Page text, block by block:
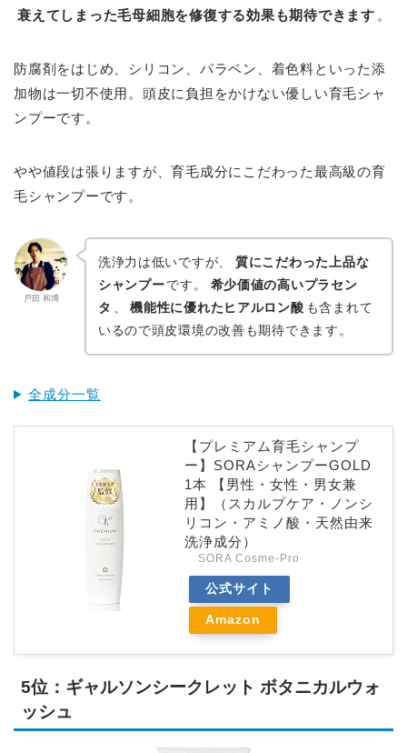
衰えてしまった毛母細胞を修復する効果も期待できます 。
防腐剤をはじめ、シリコン、パラベン、着色料といった添
加物は一切不使用。頭皮に負担をかけない優しい育毛シャ
ンプーです。
やや値段は張りますが、育毛成分にこだわった最高級の育
毛シャンプーです。
戸田 和博
洗浄力は低いですが、
質にこだわった上品な
シャンプーです。
希少価値の高いプラセン
タ
機能性に優れたヒアルロン酸 も含まれて
いるので頭皮環境の改善も期待できます。
全成分一覧
【プレミアム育毛シャンプ
ー】SORAシャンプーGOLD
1本 【男性・女性・男女兼
用】（スカルプケア・ノンシ
リコン・アミノ酸・天然由来
洗浄成分）
SORA Cosme-Pro
公式サイト
Amazon
5位：ギャルソンシークレット ボタニカルウォ
ッシュ